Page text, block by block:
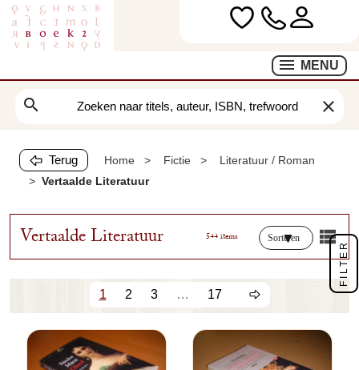
MENU
search clear
Terug Home Fictie
Literatuur / Roman
Vertaalde Literatuur
Vertaalde Literatuur 544 items Sorteren
1 2 3 … 17
FILTER